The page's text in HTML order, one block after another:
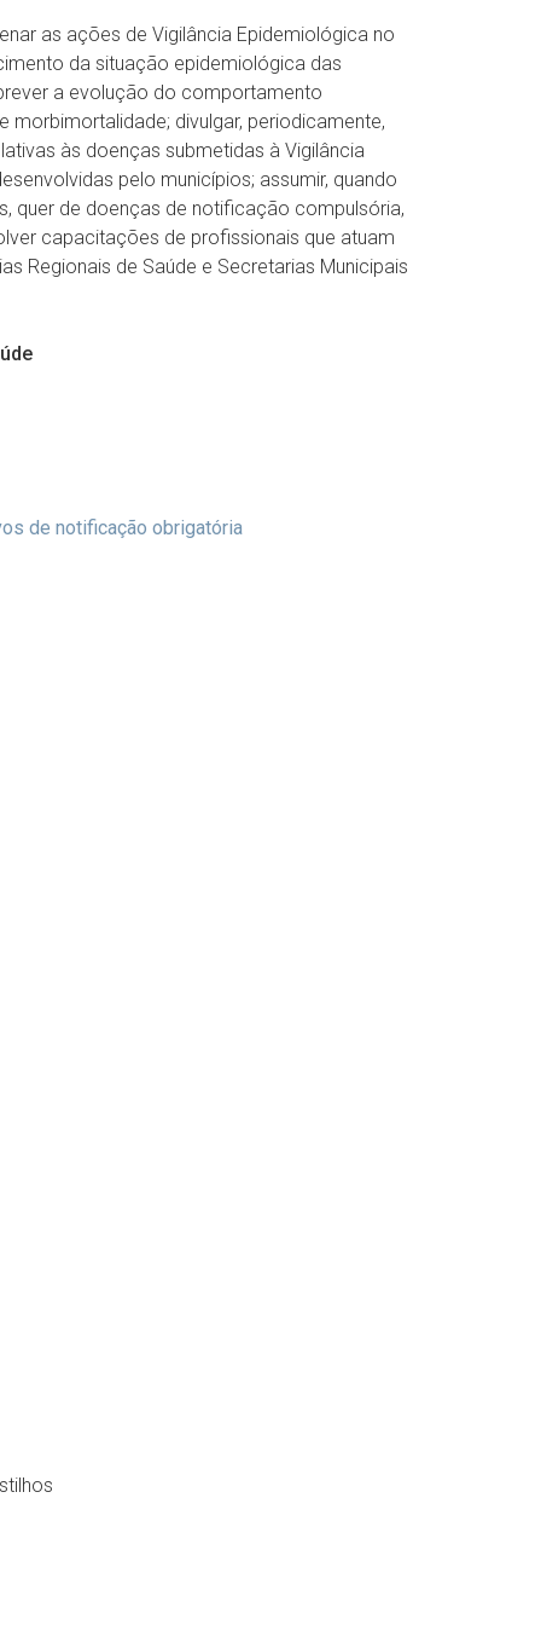
as ações de Vigilância Epidemiológica no
da situação epidemiológica das
a evolução do comportamento
divulgar, periodicamente,
às doenças submetidas à Vigilância
pelo municípios; assumir, quando
quer de doenças de notificação compulsória,
capacitações de profissionais que atuam
Regionais de Saúde e Secretarias Municipais
de notificação obrigatória